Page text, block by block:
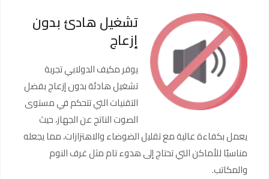
تشغيل هادئ بدون
إزعاج
يوفر مكيف الدولابي تجربة
تشغيل هادئة بدون إزعاج بفضل
التقنيات التي تتحكم في مستوى
الصوت الناتج عن الجهاز، حيث
يعمل بكفاءة عالية مع تقليل الضوضاء والاهتزازات، مما يجعله
مناسبًا للأماكن التي تحتاج إلى هدوء تام مثل غرف النوم
والمكاتب.